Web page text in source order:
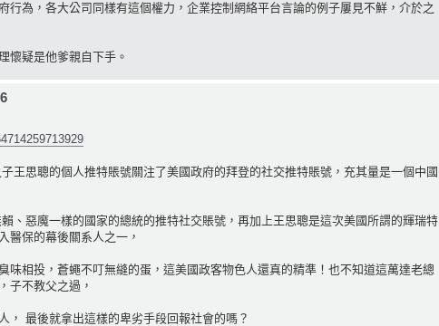
行為，各大公司同樣有這個權力，企業控制網絡平台言論的例子屢見不鮮，介於之
懷疑是他爹親自下手。
王思聰的個人推特賬號關注了美國政府的拜登的社交推特賬號，充其量是一個中國
、惡魔一樣的國家的總統的推特社交賬號，再加上王思聰是這次美國所謂的輝瑞特
醫保的幕後關系人之一，
味相投，蒼蠅不叮無縫的蛋，這美國政客物色人還真的精準！也不知道這萬達老總
子不教父之過，
， 最後就拿出這樣的卑劣手段回報社會的嗎？